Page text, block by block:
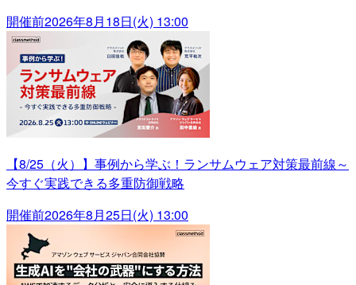
開催前2026年8月18日(火) 13:00
【8/25（火）】事例から学ぶ！ランサムウェア対策最前線～
今すぐ実践できる多重防御戦略
開催前2026年8月25日(火) 13:00